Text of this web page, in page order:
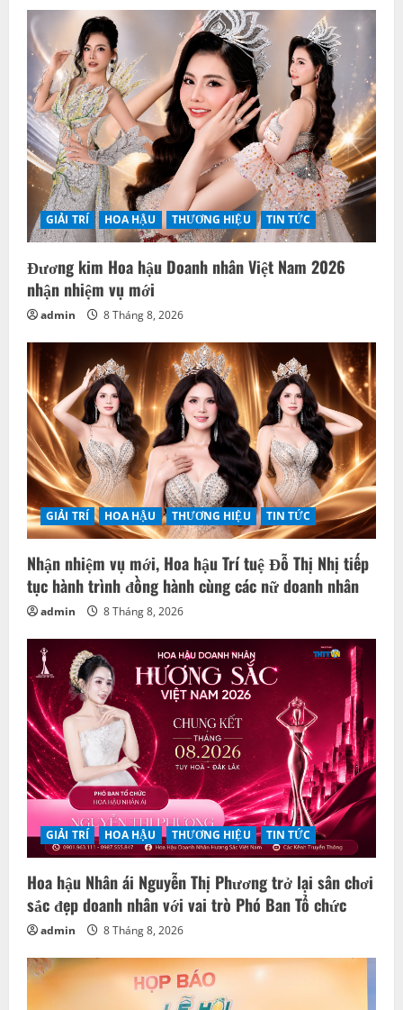
GIẢI TRÍ HOA HẬU THƯƠNG HIỆU TIN TỨC
Đương kim Hoa hậu Doanh nhân Việt Nam 2026
nhận nhiệm vụ mới
admin 8 Tháng 8, 2026
GIẢI TRÍ HOA HẬU THƯƠNG HIỆU TIN TỨC
Nhận nhiệm vụ mới, Hoa hậu Trí tuệ Đỗ Thị Nhị tiếp
tục hành trình đồng hành cùng các nữ doanh nhân
admin 8 Tháng 8, 2026
GIẢI TRÍ HOA HẬU THƯƠNG HIỆU TIN TỨC
Hoa hậu Nhân ái Nguyễn Thị Phương trở lại sân chơi
sắc đẹp doanh nhân với vai trò Phó Ban Tổ chức
admin 8 Tháng 8, 2026